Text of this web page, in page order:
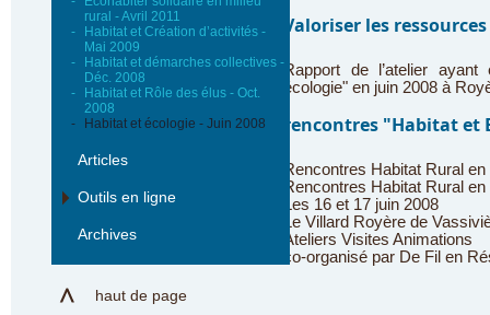
rural - Avril 2011
-
Habitat et Création d’activités -
Mai 2009
-
Habitat et démarches collectives -
Déc. 2008
-
Habitat et Rôle des élus - Oct.
2008
-
Habitat et écologie - Juin 2008
Articles
Outils en ligne
Archives
haut de page
Valoriser les
Rapport de l’atelier
écologie" en juin 2008 à
rencontres "Habitat et
Rencontres Habitat Rural
Rencontres Habitat Rural
Les 16 et 17 juin 2008
Le Villard Royère de
Ateliers Visites Animations
co-organisé par De Fil en